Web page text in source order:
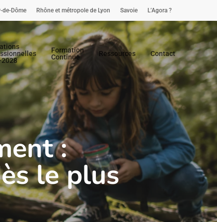
de-Dôme Rhône et métropole de Lyon Savoie L’Agora ?
Formation
Continue
Ressources Contact
:
le plus